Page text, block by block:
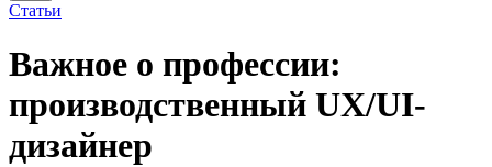
Статьи
Важное о профессии:
производственный UX/UI-
дизайнер